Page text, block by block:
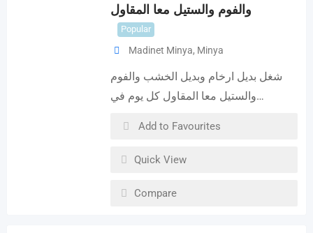
والفوم والستيل معا المقاول
Popular
Madinet Minya, Minya
شغل بديل ارخام وبديل الخشب والفوم
والستيل معا المقاول كل يوم في…
Add to Favourites
Quick View
Compare